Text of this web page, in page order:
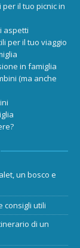
il tuo picnic in
aspetti
per il tuo viaggio
in famiglia
(ma anche
un bosco e
consigli utili
di un